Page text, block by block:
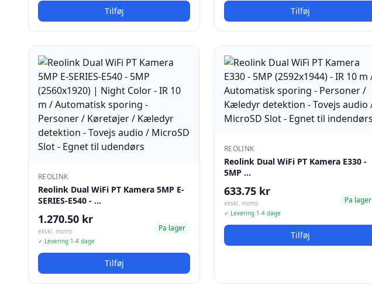
Tilføj Tilføj
REOLINK
Reolink Dual WiFi PT Kamera 5MP E-
SERIES-E540 - …
1.270.50 kr
ekskl. moms
✓ Levering 1-4 dage
Pa lager
Tilføj
REOLINK
Reolink Dual WiFi PT Kamera E330 -
5MP …
633.75 kr
ekskl. moms
✓ Levering 1-4 dage
Pa lager
Tilføj